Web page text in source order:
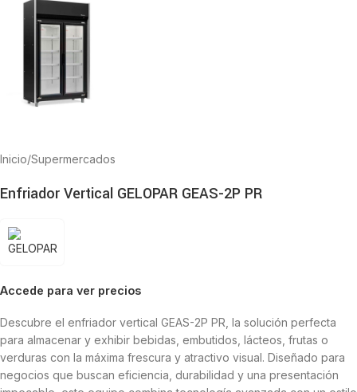
Inicio/Supermercados
Enfriador Vertical GELOPAR GEAS-2P PR
Accede para ver precios
Descubre el enfriador vertical GEAS-2P PR, la solución perfecta
para almacenar y exhibir bebidas, embutidos, lácteos, frutas o
verduras con la máxima frescura y atractivo visual. Diseñado para
negocios que buscan eficiencia, durabilidad y una presentación